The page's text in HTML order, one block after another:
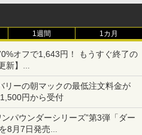
1週間 1カ月
オフで1,643円！ もうすぐ終了の
新】
大神 絶景版」が67%オフで990円
リーの朝マックの最低注文料金が
円から受付
パウンダーシリーズ”第3弾「ダー
8月7日発売